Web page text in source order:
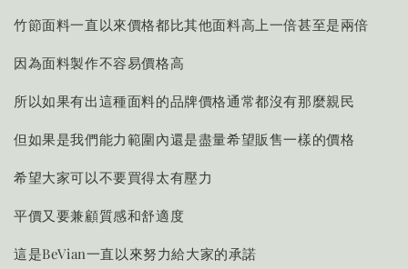
竹節面料一直以來價格都比其他面料高上一倍甚至是兩倍
因為面料製作不容易價格高
所以如果有出這種面料的品牌價格通常都沒有那麼親民
但如果是我們能力範圍內還是盡量希望販售一樣的價格
希望大家可以不要買得太有壓力
平價又要兼顧質感和舒適度
這是BeVian一直以來努力給大家的承諾